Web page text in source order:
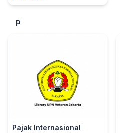
P
Pajak Internasional